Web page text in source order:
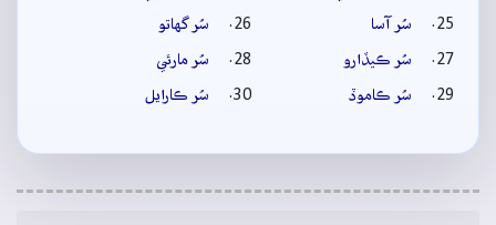
سُر آسا
سُر گهاتو
سُر ڪيڏارو
سُر مارئي
سُر ڪاموڏ
سُر ڪارايل